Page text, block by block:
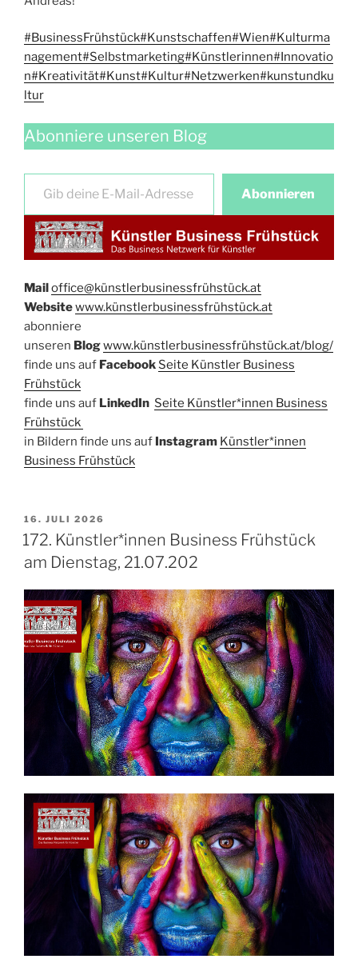
#BusinessFrühstück#Kunstschaffen#Wien#Kulturma
nagement#Selbstmarketing#Künstlerinnen#Innovatio
n#Kreativität#Kunst#Kultur#Netzwerken#kunstundku
ltur
Abonniere unseren Blog
Gib deine E-Mail-Adresse ein …
Abonnieren
Mailoffice@künstlerbusinessfrühstück.at​
Websitewww.künstlerbusinessfrühstück.at
abonniere
unseren Blogwww.künstlerbusinessfrühstück.at/blog/
​finde uns auf Facebook​ Seite Künstler Business
Frühstück​
finde uns auf ​ LinkedIn Seite Künstler*innen Business
Frühstück
in Bildern finde uns auf Instagram Künstler*innen
Business Frühstück
VERÖFFENTLICHT
AM
16. JULI 2026
172. Künstler*innen Business Frühstück
am Dienstag, 21.07.202